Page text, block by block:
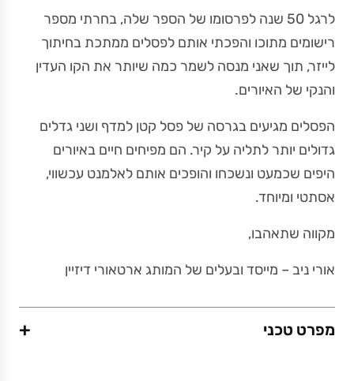
לרגל 50 שנה לפרסומו של הספר שלה, בחרתי מספר
רישומים מתוכו והפכתי אותם לפסלים ממתכת בחיתוך
לייזר, תוך שאני מנסה לשמר כמה שיותר את הקו העדין
והנקי של האיורים.
הפסלים מגיעים בגרסה של פסל קטן למדף ושני גדלים
גדולים יותר לתליה על קיר. הם מפיחים חיים באיורים
היפים שכמעט ונשכחו והופכים אותם לאלמנט עכשווי,
אסתטי ומיוחד.
מקווה שתאהבו,
אורי ניב – מייסד ובעלים של המותג ארטאורי דיזיין
מפרט טכני +